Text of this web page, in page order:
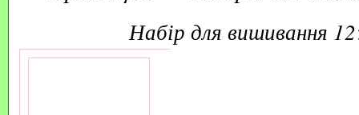
набір для вишивання